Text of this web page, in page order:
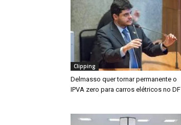
Clipping
Delmasso quer tornar permanente o
IPVA zero para carros elétricos no DF